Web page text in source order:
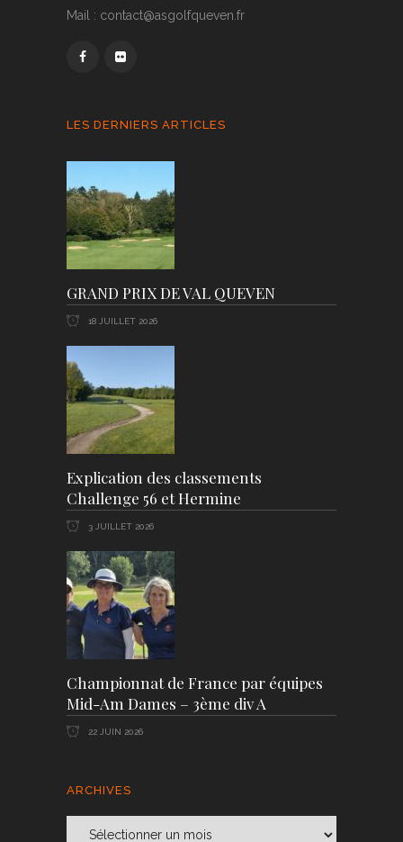
Mail : contact@asgolfqueven.fr
LES DERNIERS ARTICLES
GRAND PRIX DE VAL QUEVEN
18 JUILLET 2026
Explication des classements
Challenge 56 et Hermine
3 JUILLET 2026
Championnat de France par équipes
Mid-Am Dames – 3ème div A
22 JUIN 2026
ARCHIVES
Archives